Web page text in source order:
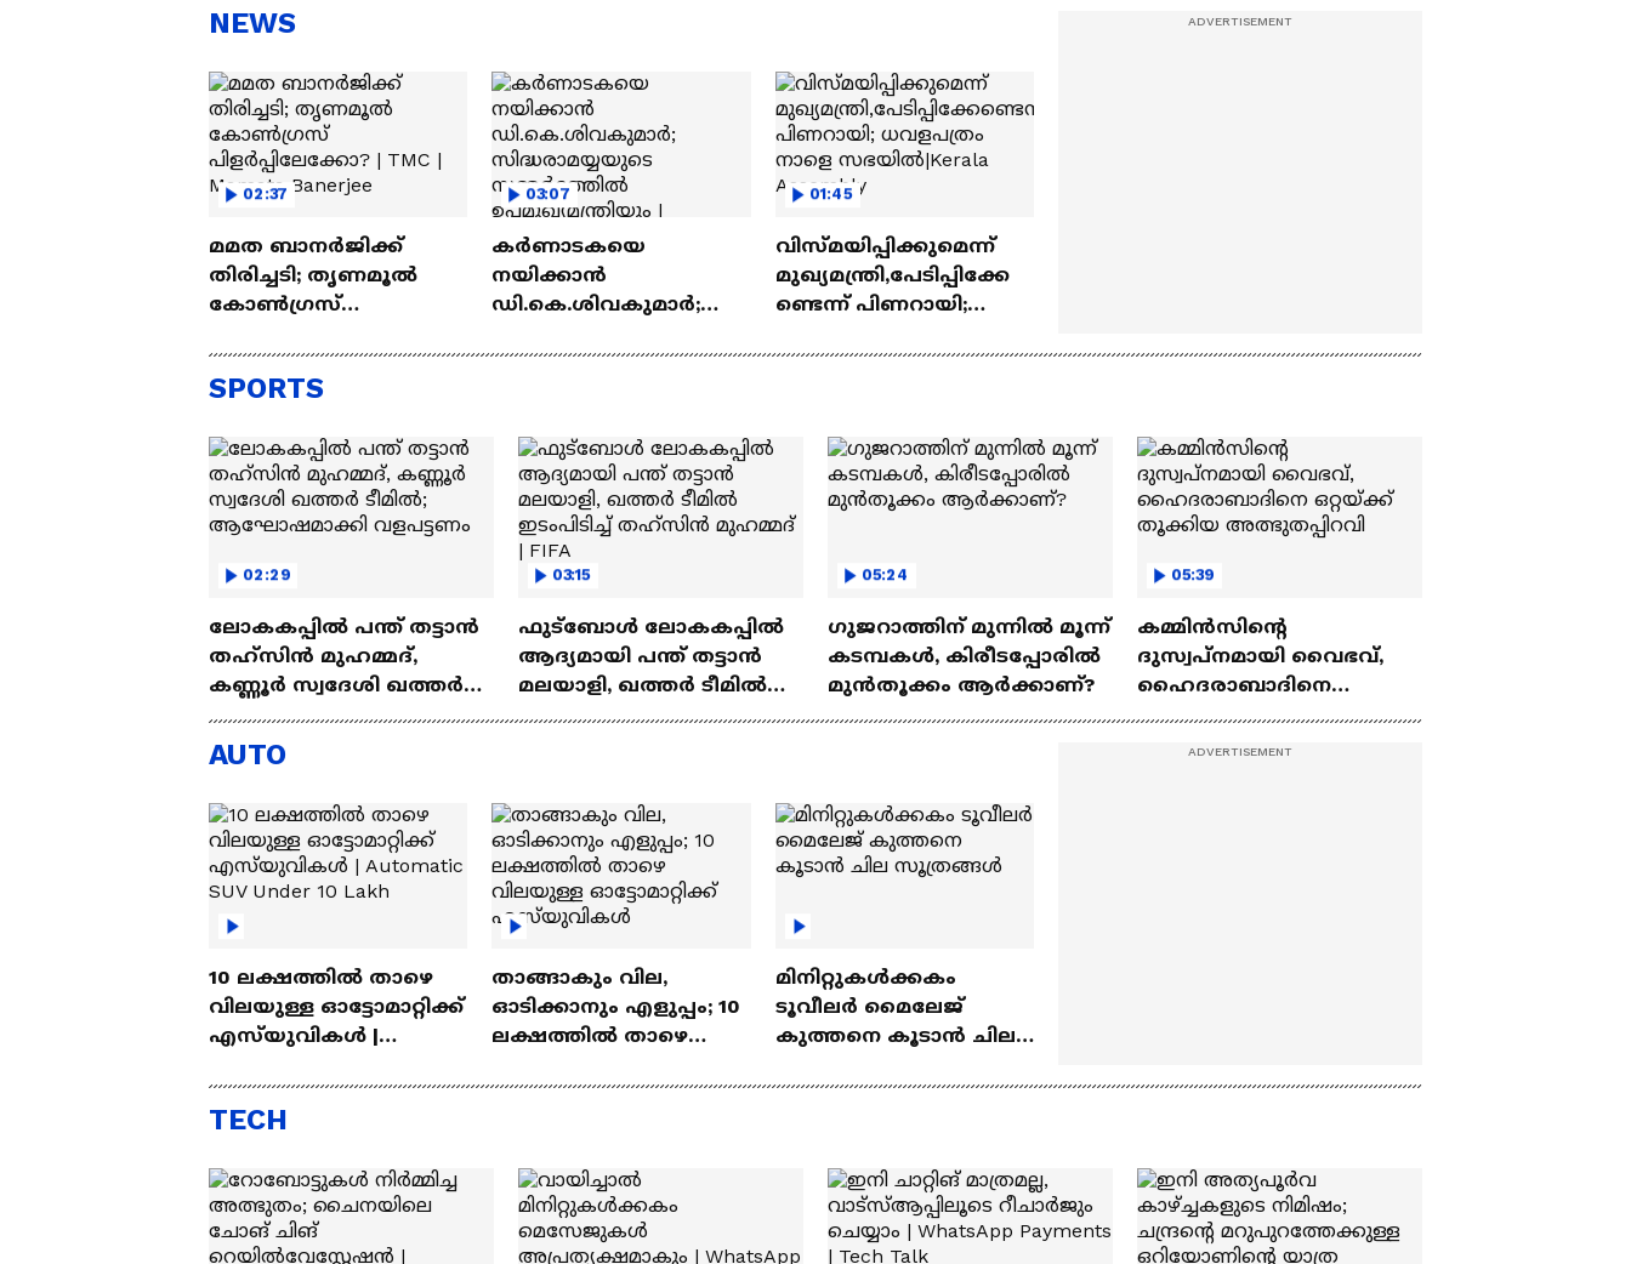
പുറത്ത് | Blast
NEWS
02:37
മമത ബാനർജിക്ക്
തിരിച്ചടി; തൃണമൂൽ
കോൺഗ്രസ്
Mamata Banerjee
03:07
കർണാടകയെ
നയിക്കാൻ
ഡി.കെ.ശിവകുമാർ;
സമ്മർദ്ദത്തിൽ
01:45
വിസ്മയിപ്പിക്കുമെന്ന്
മുഖ്യമന്ത്രി,പേടിപ്പിക്കേ
ണ്ടെന്ന് പിണറായി;
സഭയിൽ|Kerala
SPORTS
02:29
ലോകകപ്പിൽ പന്ത് തട്ടാൻ
തഹ്സിന്‍ മുഹമ്മദ്,
കണ്ണൂർ സ്വദേശി ഖത്തർ
വളപട്ടണം
03:15
ഫുട്ബോ‍ൾ ലോകകപ്പിൽ
ആദ്യമായി പന്ത് തട്ടാൻ
മലയാളി, ഖത്തർ ടീമിൽ
05:24
ഗുജറാത്തിന് മുന്നില്‍ മൂന്ന്
കടമ്പകള്‍, കിരീടപ്പോരില്‍
മുൻതൂക്കം ആര്‍ക്കാണ്?
05:39
കമ്മിൻസിന്റെ
ദുസ്വപ്നമായി വൈഭവ്,
ഹൈദരാബാദിനെ
AUTO
10 ലക്ഷത്തിൽ താഴെ
വിലയുള്ള ഓട്ടോമാറ്റിക്ക്
എസ്‍യുവികൾ |
Lakh
താങ്ങാകും വില,
ഓടിക്കാനും എളുപ്പം; 10
ലക്ഷത്തിൽ താഴെ
എസ്‍യുവികൾ
മിനിറ്റുകൾക്കകം
ടൂവീലർ മൈലേജ്
കുത്തനെ കൂടാൻ ചില
TECH